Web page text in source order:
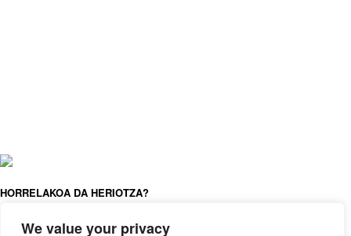
We value your privacy
HORRELAKOA DA HERIOTZA?